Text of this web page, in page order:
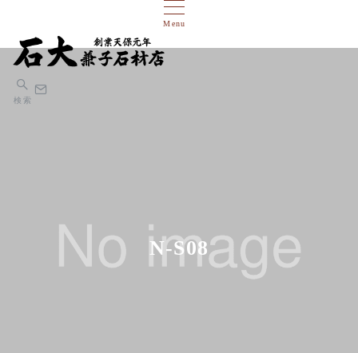
Menu
検索
N-S08